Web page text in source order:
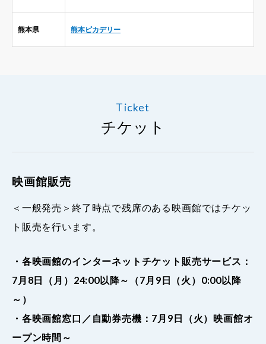
熊本県 熊本ピカデリー
Ticket
チケット
映画館販売
＜一般発売＞終了時点で残席のある映画館ではチケッ
ト販売を行います。
・各映画館のインターネットチケット販売サービス：
7月8日（月）24:00以降～（7月9日（火）0:00以降
～）
・各映画館窓口／自動券売機：7月9日（火）映画館オ
ープン時間～